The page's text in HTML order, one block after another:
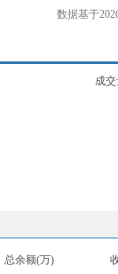
数据基于
成
总余额(万)